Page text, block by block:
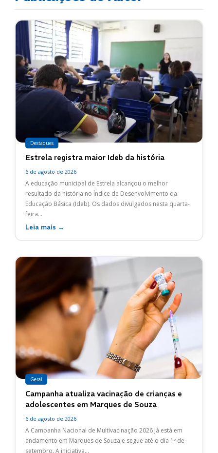
Destaques
Estrela registra maior Ideb da história
6 de agosto de 2026
A educação municipal de Estrela alcançou o melhor
resultado da história no Índice de Desenvolvimento da
Educação Básica (Ideb). Os dados divulgados nesta quarta-
feira...
Leia mais →
Geral
Campanha atualiza vacinação de crianças e
adolescentes em Marques de Souza
6 de agosto de 2026
A Campanha Nacional de Multivacinação 2026 já está em
andamento em Marques de Souza e segue até o dia 1º de
setembro. A iniciativa...